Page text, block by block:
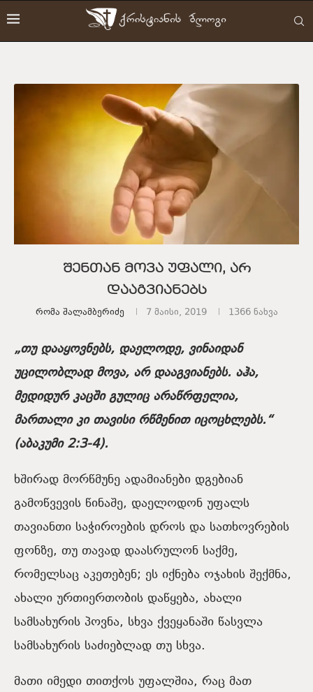
შენთან მოვა უფალი, არ
დააგვიანებს
Რომა Შალამბერიძე 7 მაისი, 2019 1366ნახვა
„თუ დააყოვნებს, დაელოდე, ვინაიდან
უცილობლად მოვა, არ დააგვიანებს. აჰა,
მედიდურ კაცში გულიც არაწრფელია,
მართალი კი თავისი რწმენით იცოცხლებს.“
(აბაკუმი 2:3-4).
ხშირად მორწმუნე ადამიანები დგებიან
გამოწვევის წინაშე, დაელოდონ უფალს
თავიანთი საჭიროების დროს და სათხოვრების
ფონზე, თუ თავად დაასრულონ საქმე,
რომელსაც აკეთებენ; ეს იქნება ოჯახის შექმნა,
ახალი ურთიერთობის დაწყება, ახალი
სამსახურის პოვნა, სხვა ქვეყანაში წასვლა
სამსახურის საძიებლად თუ სხვა.
მათი იმედი თითქოს უფალშია, რაც მათ